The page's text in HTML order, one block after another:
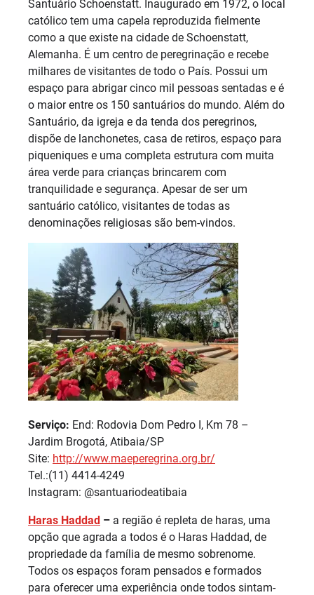
Santuário Schoenstatt. Inaugurado em 1972, o local
católico tem uma capela reproduzida fielmente
como a que existe na cidade de Schoenstatt,
Alemanha. É um centro de peregrinação e recebe
milhares de visitantes de todo o País. Possui um
espaço para abrigar cinco mil pessoas sentadas e é
o maior entre os 150 santuários do mundo. Além do
Santuário, da igreja e da tenda dos peregrinos,
dispõe de lanchonetes, casa de retiros, espaço para
piqueniques e uma completa estrutura com muita
área verde para crianças brincarem com
tranquilidade e segurança. Apesar de ser um
santuário católico, visitantes de todas as
denominações religiosas são bem-vindos.
Serviço: End: Rodovia Dom Pedro I, Km 78 –
Jardim Brogotá, Atibaia/SP
Site: http://www.maeperegrina.org.br/
Tel.:(11) 4414-4249
Instagram: @santuariodeatibaia
Haras Haddad – a região é repleta de haras, uma
opção que agrada a todos é o Haras Haddad, de
propriedade da família de mesmo sobrenome.
Todos os espaços foram pensados e formados
para oferecer uma experiência onde todos sintam-